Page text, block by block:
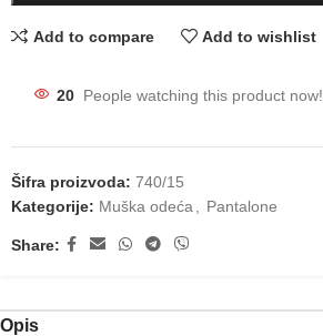
Add to compare Add to wishlist
20 People watching this product now!
Šifra proizvoda: 740/15
Kategorije: Muška odeća Pantalone
Share:
Opis